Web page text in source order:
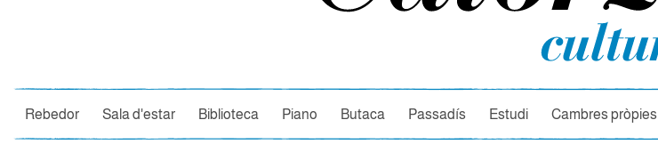
Cercador
Rebedor Sala d'estar Biblioteca Piano Butaca Passadís Estudi Cambres pròpies